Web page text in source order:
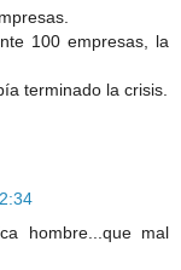
100 empresas, la
terminado la crisis.
hombre...que mal